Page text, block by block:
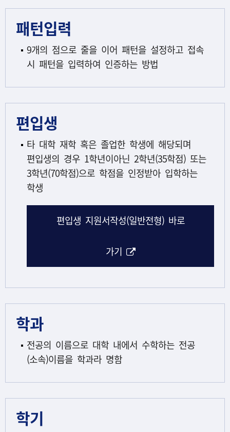
패턴입력
9개의 점으로 줄을 이어 패턴을 설정하고 접속
시 패턴을 입력하여 인증하는 방법
편입생
타 대학 재학 혹은 졸업한 학생에 해당되며
편입생의 경우 1학년이아닌 2학년(35학점) 또는
3학년(70학점)으로 학점을 인정받아 입학하는
학생
편입생 지원서작성(일반전형) 바로
가기
학과
전공의 이름으로 대학 내에서 수학하는 전공
(소속)이름을 학과라 명함
학기